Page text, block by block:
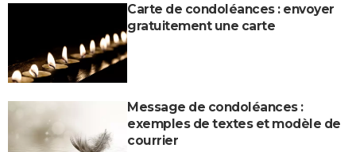
Carte de condoléances : envoyer
gratuitement une carte
Message de condoléances :
exemples de textes et modèle de
courrier